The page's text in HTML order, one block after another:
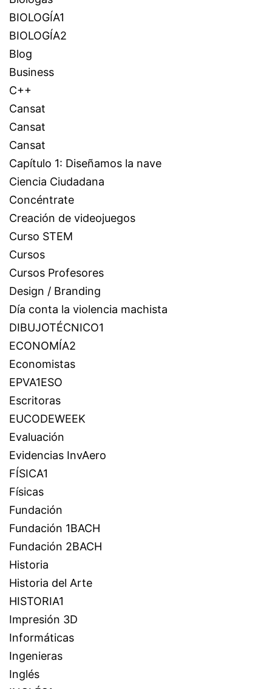
BIOLOGÍA1
BIOLOGÍA2
Blog
Business
C++
Cansat
Cansat
Cansat
Capítulo 1: Diseñamos la nave
Ciencia Ciudadana
Concéntrate
Creación de videojuegos
Curso STEM
Cursos
Cursos Profesores
Design / Branding
Día conta la violencia machista
DIBUJOTÉCNICO1
ECONOMÍA2
Economistas
EPVA1ESO
Escritoras
EUCODEWEEK
Evaluación
Evidencias InvAero
FÍSICA1
Físicas
Fundación
Fundación 1BACH
Fundación 2BACH
Historia
Historia del Arte
HISTORIA1
Impresión 3D
Informáticas
Ingenieras
Inglés